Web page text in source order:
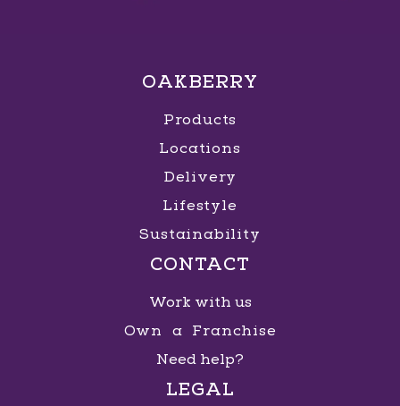
OAKBERRY
Products
Locations
Delivery
Lifestyle
Sustainability
CONTACT
Work with us
Own a Franchise
Need help?
LEGAL